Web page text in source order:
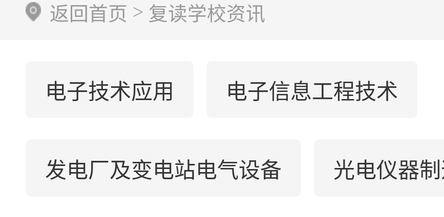
返回首页 > 复读学校资讯
电子技术应用 电子信息工程技术
发电厂及变电站电气设备 光电仪器